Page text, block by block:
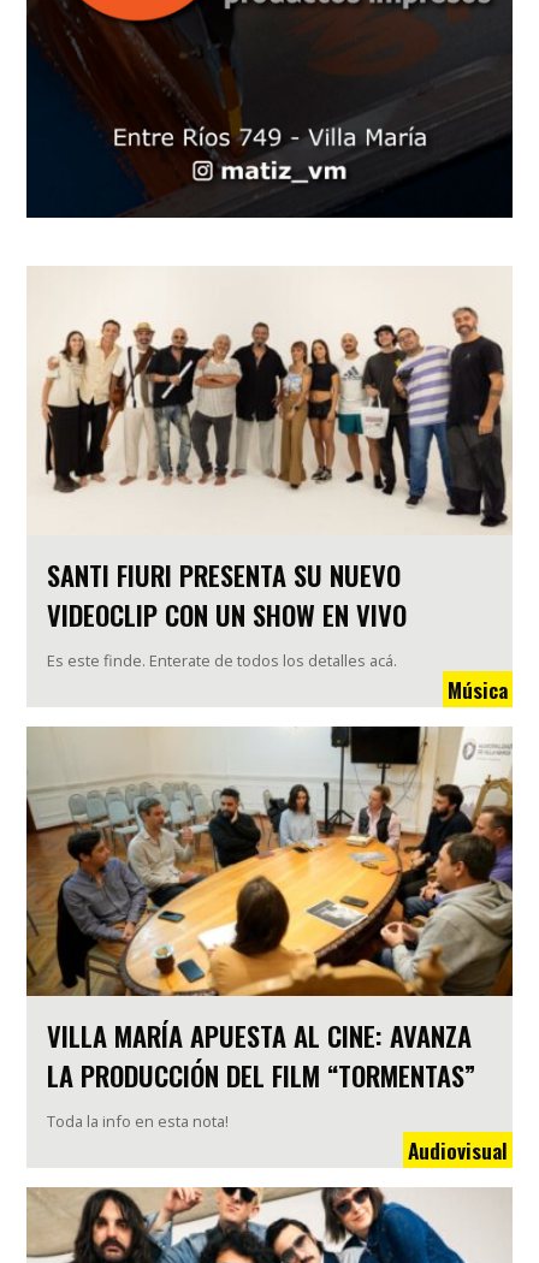
SANTI FIURI PRESENTA SU NUEVO
VIDEOCLIP CON UN SHOW EN VIVO
Es este finde. Enterate de todos los detalles acá.
Música
VILLA MARÍA APUESTA AL CINE: AVANZA
LA PRODUCCIÓN DEL FILM “TORMENTAS”
Toda la info en esta nota!
Audiovisual